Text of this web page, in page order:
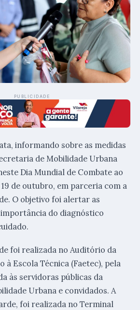
PUBLICIDADE
informando sobre as medidas
de Mobilidade Urbana
Dia Mundial de Combate ao
de outubro, em parceria com a
O objetivo foi alertar as
do diagnóstico
foi realizada no Auditório da
à Escola Técnica (Faetec), pela
às servidoras públicas da
Urbana e convidados. A
foi realizada no Terminal